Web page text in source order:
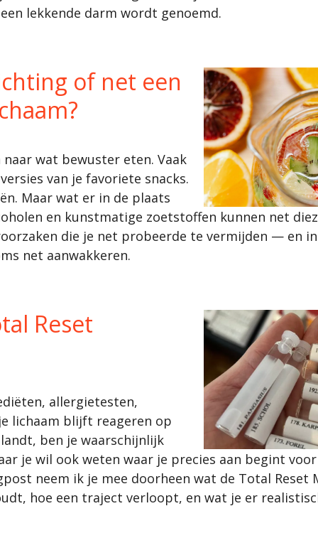
lekkende darm wordt genoemd.
of net een
wat bewuster eten. Vaak
van je favoriete snacks.
Maar wat er in de plaats
en kunstmatige zoetstoffen kunnen net
die je net probeerde te vermijden — en
net aanwakkeren.
Reset
allergietesten,
lichaam blijft reageren op
ben je waarschijnlijk
je wil ook weten waar je precies aan begint voor
neem ik je mee doorheen wat de Total Reset
hoe een traject verloopt, en wat je er